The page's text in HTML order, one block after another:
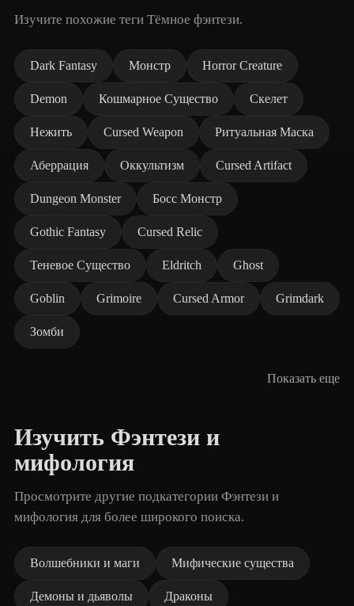
Изучите похожие теги Тёмное фэнтези.
Dark Fantasy Монстр Horror Creature
Demon Кошмарное Существо Скелет
Нежить Cursed Weapon Ритуальная Маска
Аберрация Оккультизм Cursed Artifact
Dungeon Monster Босс Монстр
Gothic Fantasy Cursed Relic
Теневое Существо Eldritch Ghost
Goblin Grimoire Cursed Armor Grimdark
Зомби
Показать еще
Изучить Фэнтези и
мифология
Просмотрите другие подкатегории Фэнтези и
мифология для более широкого поиска.
Волшебники и маги Мифические существа
Демоны и дьяволы Драконы